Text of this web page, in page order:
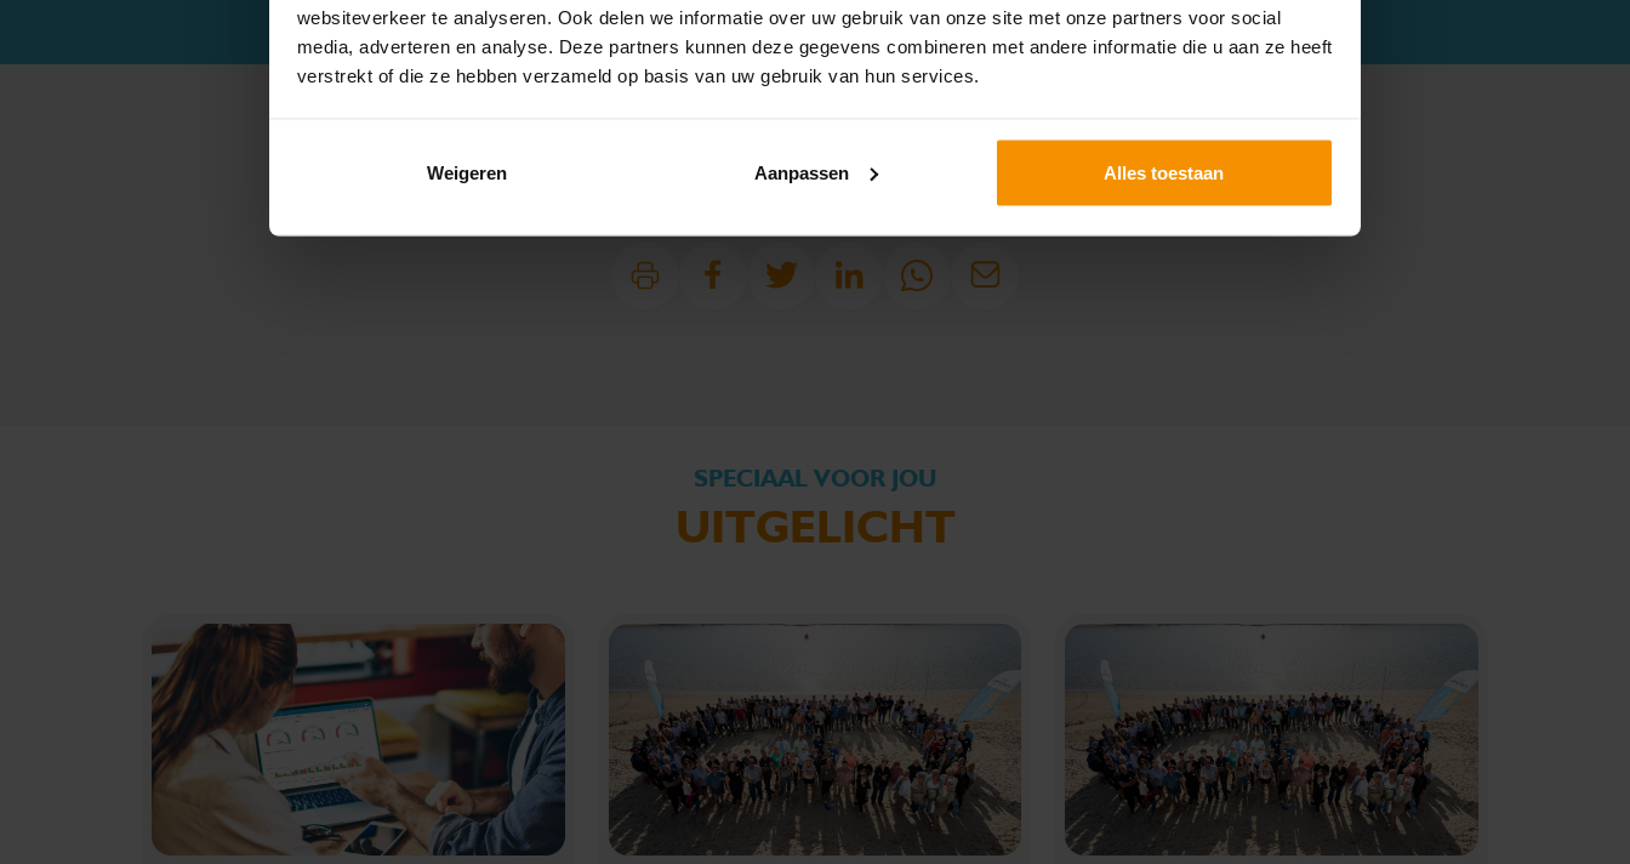
websiteverkeer te analyseren. Ook delen we informatie over uw gebruik van onze site met onze partners voor social
media, adverteren en analyse. Deze partners kunnen deze gegevens combineren met andere informatie die u aan ze heeft
verstrekt of die ze hebben verzameld op basis van uw gebruik van hun services.
Weigeren Aanpassen Alles toestaan
SPECIAAL VOOR JOU
UITGELICHT